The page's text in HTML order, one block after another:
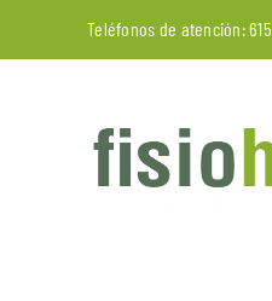
Teléfonos de atención: